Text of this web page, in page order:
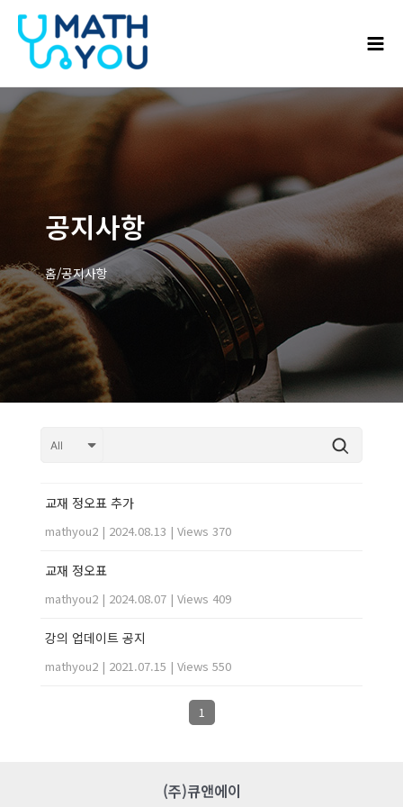
건너뛰기
공지사항
홈/공지사항
교재 정오표 추가
mathyou2 | 2024.08.13 | Views 370
교재 정오표
mathyou2 | 2024.08.07 | Views 409
강의 업데이트 공지
mathyou2 | 2021.07.15 | Views 550
1
(주)큐앤에이